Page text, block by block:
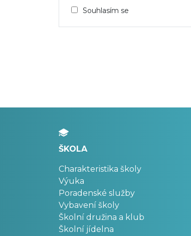
Souhlasím se
ŠKOLA
Charakteristika školy
Výuka
Poradenské služby
Vybavení školy
Školní družina a klub
Školní jídelna